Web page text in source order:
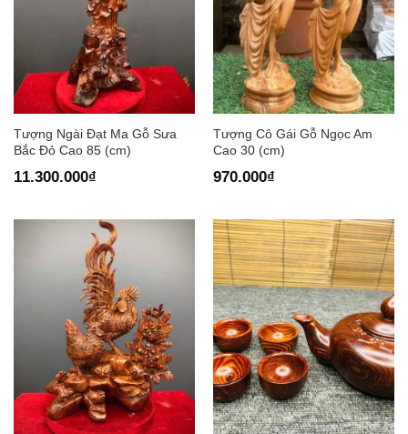
Tượng Ngài Đạt Ma Gỗ Sưa
Bắc Đỏ Cao 85 (cm)
11.300.000₫
Tượng Cô Gái Gỗ Ngọc Am
Cao 30 (cm)
970.000₫